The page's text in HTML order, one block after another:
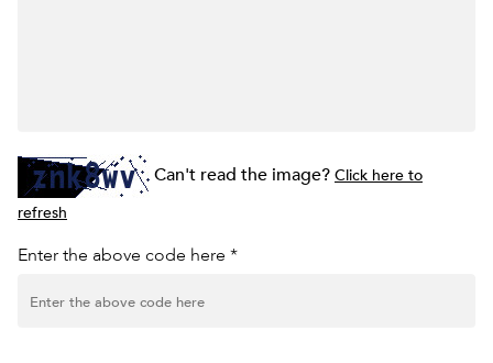
Can't read the image?Click here to
refresh
Enter the above code here *